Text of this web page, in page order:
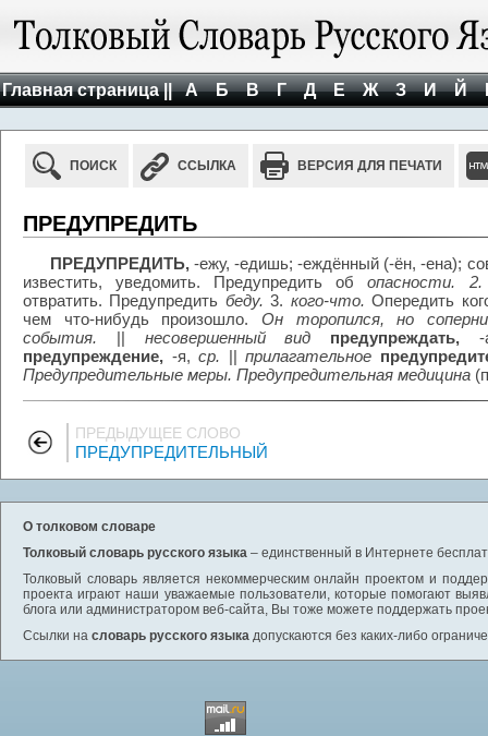
Главная страница || А Б В Г Д Е Ж З И Й
ПОИСК ССЫЛКА ВЕРСИЯ ДЛЯ ПЕЧАТИ
ПРЕДУПРЕДИТЬ
ПРЕДУПРЕДИТЬ, -ежу, -едишь; -еждённый (-ён, -ена);
известить, уведомить. Предупредить обопасности.
отвратить. Предупредить беду. 3. кого-что. Опередить
чем что-нибудь произошло. Он торопился, но
события. || несовершенный вид предупреждать, -
предупреждение, -я, ср. || прилагательное
Предупредительные меры. Предупредительная медицина
ПРЕДЫДУЩЕЕ СЛОВО
ПРЕДУПРЕДИТЕЛЬНЫЙ
О толковом словаре
Толковый словарь русского языка – единственный в Интернете
Толковый словарь является некоммерческим онлайн проектом и
проекта играют наши уважаемые пользователи, которые помогают
блога или администратором веб-сайта, Вы тоже можете поддержать
Ссылки на словарь русского языка допускаются без каких-либо